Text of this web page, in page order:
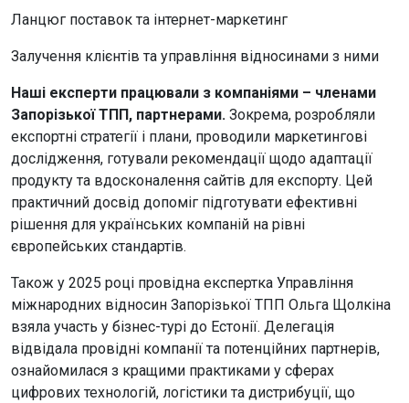
Ланцюг поставок та інтернет-маркетинг
Залучення клієнтів та управління відносинами з ними
Наші експерти працювали з компаніями – членами
Запорізької ТПП, партнерами. Зокрема, розробляли
експортні стратегії і плани, проводили маркетингові
дослідження, готували рекомендації щодо адаптації
продукту та вдосконалення сайтів для експорту. Цей
практичний досвід допоміг підготувати ефективні
рішення для українських компаній на рівні
європейських стандартів.
Також у 2025 році провідна експертка Управління
міжнародних відносин Запорізької ТПП Ольга Щолкіна
взяла участь у бізнес-турі до Естонії. Делегація
відвідала провідні компанії та потенційних партнерів,
ознайомилася з кращими практиками у сферах
цифрових технологій, логістики та дистрибуції, що